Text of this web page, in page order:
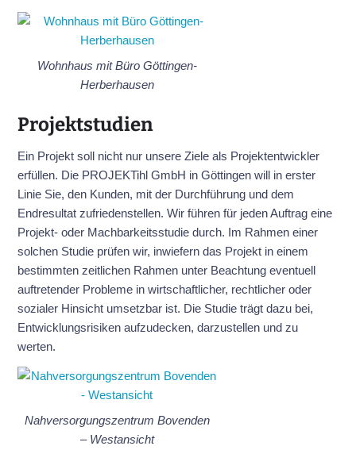
Wohnhaus mit Büro Göttingen-
Herberhausen
Projektstudien
Ein Projekt soll nicht nur unsere Ziele als Projektentwickler
erfüllen. Die PROJEKTihl GmbH in Göttingen will in erster
Linie Sie, den Kunden, mit der Durchführung und dem
Endresultat zufriedenstellen. Wir führen für jeden Auftrag eine
Projekt- oder Machbarkeitsstudie durch. Im Rahmen einer
solchen Studie prüfen wir, inwiefern das Projekt in einem
bestimmten zeitlichen Rahmen unter Beachtung eventuell
auftretender Probleme in wirtschaftlicher, rechtlicher oder
sozialer Hinsicht umsetzbar ist. Die Studie trägt dazu bei,
Entwicklungsrisiken aufzudecken, darzustellen und zu
werten.
Nahversorgungszentrum Bovenden
– Westansicht